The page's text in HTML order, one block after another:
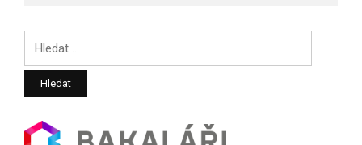
Vyhledávání